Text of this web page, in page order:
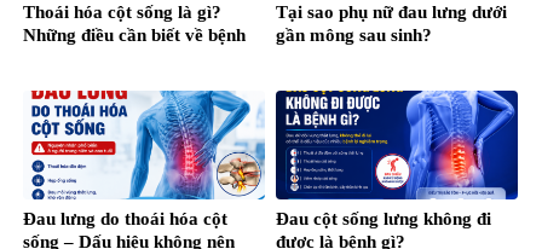
Thoái hóa cột sống là gì?
Những điều cần biết về bệnh
Tại sao phụ nữ đau lưng dưới
gần mông sau sinh?
Đau lưng do thoái hóa cột
sống – Dấu hiệu không nên
Đau cột sống lưng không đi
được là bệnh gì?